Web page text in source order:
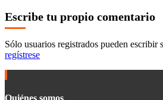
Escribe tu propio comentario
Sólo usuarios registrados pueden escribir
regístrese
Quiénes somos